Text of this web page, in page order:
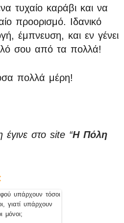
τυχαίο καράβι και να
προορισμό. Ιδανικό
έμπνευση, και εν γένει
σου από τα πολλά!
πολλά μέρη!
στο site “Η Πόλη